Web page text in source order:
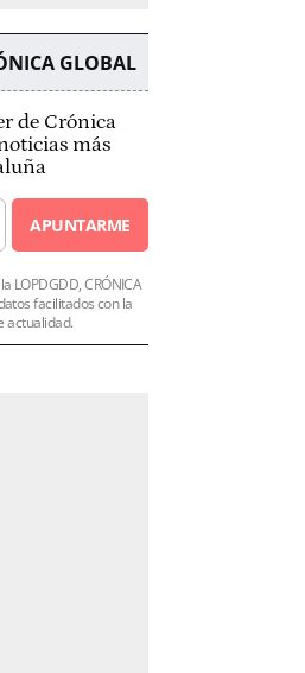
GLOBAL
de Crónica
más
APUNTARME
LOPDGDD, CRÓNICA
facilitados con la
actualidad.